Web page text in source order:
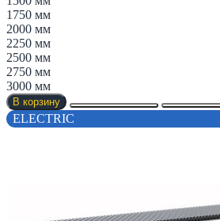
1750 мм
2000 мм
2250 мм
2500 мм
2750 мм
3000 мм
В корзину
ELECTRIC